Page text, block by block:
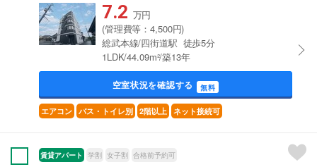
7.2 万円
(管理費等：4,500円)
総武本線/四街道駅 徒歩5分
1LDK/44.09m²/築13年
空室状況を確認する 無料
エアコン バス・トイレ別 2階以上 ネット接続可
賃貸アパート 学割 女子割 合格前予約可